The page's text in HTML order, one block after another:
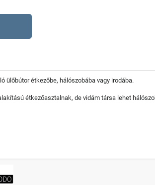
ülőbútor étkezőbe, hálószobába vagy irodába.
étkezőasztalnak, de vidám társa lehet